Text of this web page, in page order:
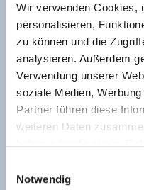
Wir verwenden Cookies,
personalisieren,
zu können und die
analysieren. Außerdem
Verwendung unserer
soziale Medien,
Partner führen diese
weiteren Daten
haben oder die sie im
Notwendig